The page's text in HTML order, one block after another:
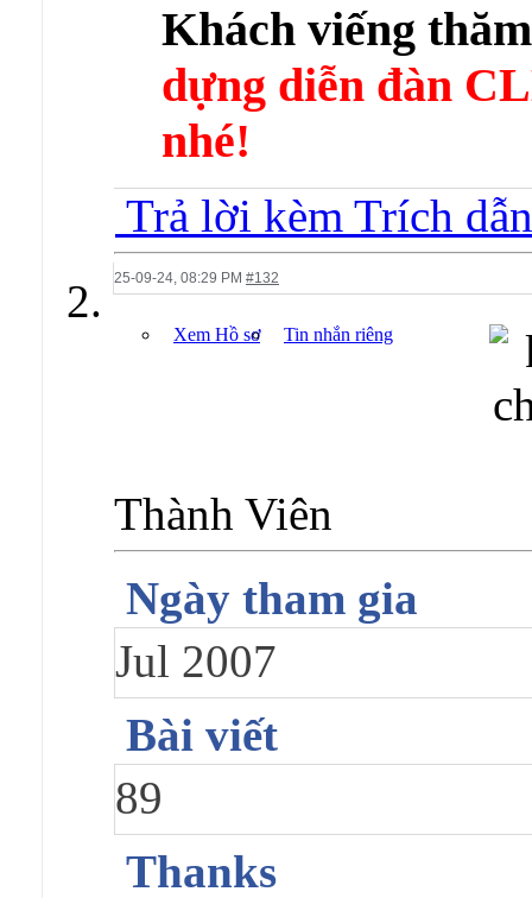
Khách viếng
dựng diễn đàn
nhé!
Trả lời kèm Trích dẫn
25-09-24, 08:29 PM #132
Xem Hồ sơ Tin nhắn riêng
Thành Viên
Ngày tham gia
Jul 2007
Bài viết
89
Thanks